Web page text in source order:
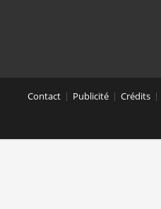
Contact Publicité Crédits